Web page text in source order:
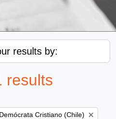
results by:
results
filter:
Cristiano (Chile)